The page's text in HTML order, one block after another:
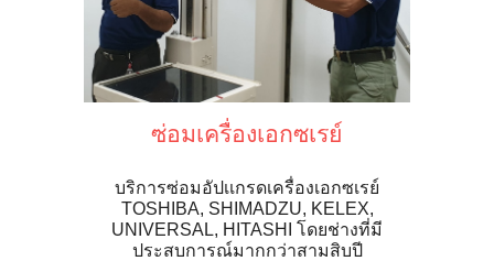
ซ่อมเครื่องเอกซเรย์
บริการซ่อมอัปเเกรดเครื่องเอกซเรย์
TOSHIBA, SHIMADZU, KELEX,
UNIVERSAL, HITASHI โดยช่างที่มี
ประสบการณ์มากกว่าสามสิบปี